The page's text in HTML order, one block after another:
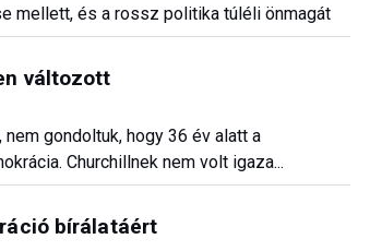
mellett, és a rossz politika túléli önmagát
változott
gondoltuk, hogy 36 év alatt a
Churchillnek nem volt igaza...
bírálatáért